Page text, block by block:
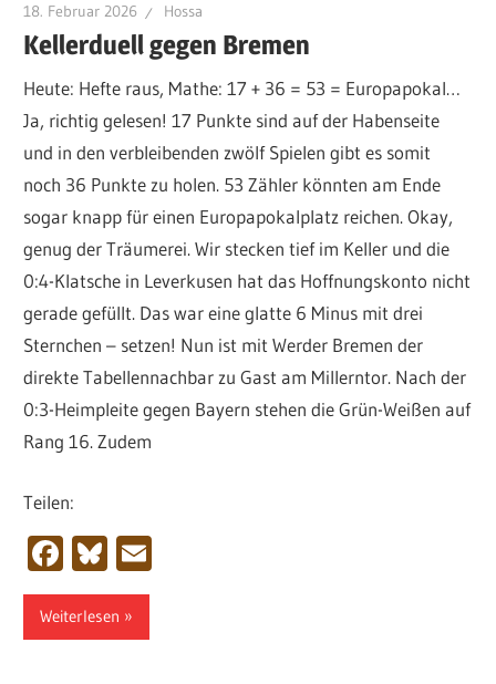
18. Februar 2026 Hossa
Kellerduell gegen Bremen
Heute: Hefte raus, Mathe: 17 + 36 = 53 = Europapokal…
Ja, richtig gelesen! 17 Punkte sind auf der Habenseite
und in den verbleibenden zwölf Spielen gibt es somit
noch 36 Punkte zu holen. 53 Zähler könnten am Ende
sogar knapp für einen Europapokalplatz reichen. Okay,
genug der Träumerei. Wir stecken tief im Keller und die
0:4-Klatsche in Leverkusen hat das Hoffnungskonto nicht
gerade gefüllt. Das war eine glatte 6 Minus mit drei
Sternchen – setzen! Nun ist mit Werder Bremen der
direkte Tabellennachbar zu Gast am Millerntor. Nach der
0:3-Heimpleite gegen Bayern stehen die Grün-Weißen auf
Rang 16. Zudem
Teilen:
Facebook
Bluesky
Weiterlesen